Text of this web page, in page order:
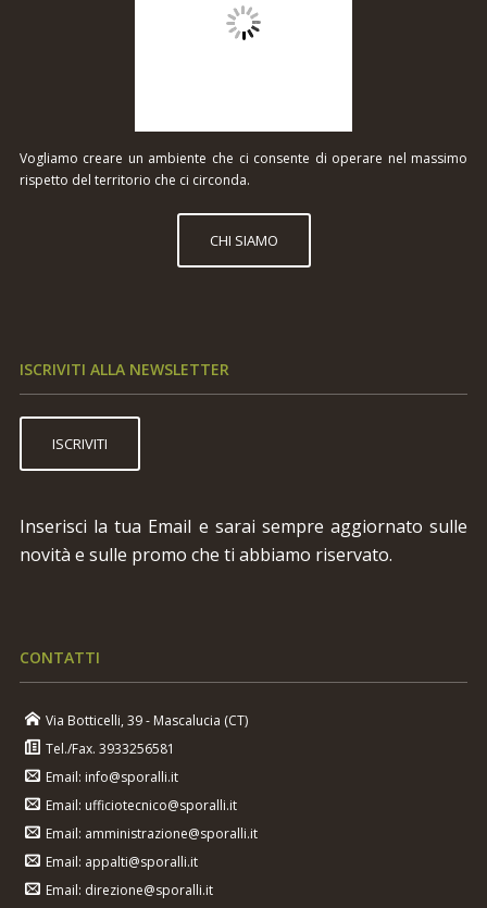
Vogliamo creare un ambiente che ci consente di operare nel massimo
rispetto del territorio che ci circonda.
ISCRIVITI ALLA NEWSLETTER
Inserisci la tua Email e sarai sempre aggiornato sulle
Email: ufficiotecnico@sporalli.it
Email: amministrazione@sporalli.it
Email: appalti@sporalli.it
Email: direzione@sporalli.it
Pec: sporallisrl@arubapec.it
Ufficio: lun/ven 9.00/13.00 - 15.00/19.00
Cantiere: lun/ven 7.00/12.00 - 13.00/17.00